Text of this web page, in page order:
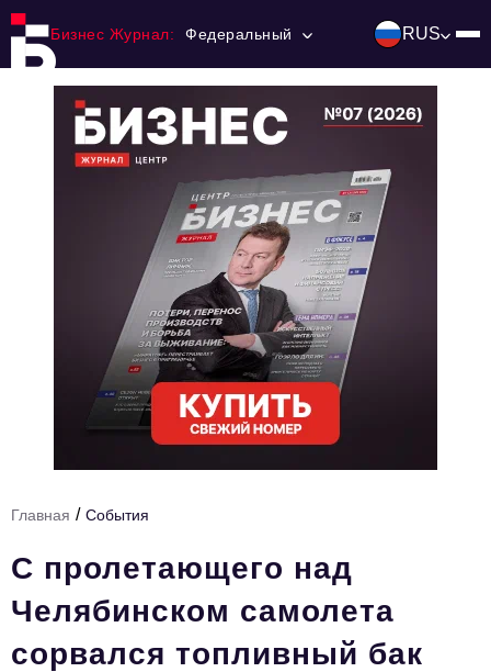
Бизнес Журнал: Федеральный RUS
Ниши и рынки
Технологии и тренды
HR
Персона номера
Юридический практикум
Главная / События
С пролетающего над
Челябинском самолета
сорвался топливный бак